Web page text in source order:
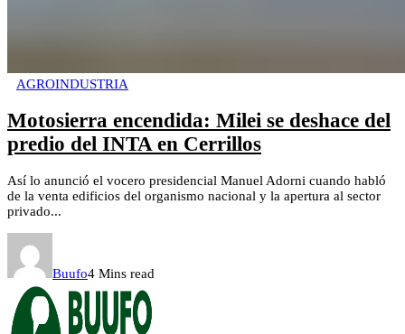
AGROINDUSTRIA
Motosierra encendida: Milei se deshace del
predio del INTA en Cerrillos
Así lo anunció el vocero presidencial Manuel Adorni cuando habló
de la venta edificios del organismo nacional y la apertura al sector
privado...
Buufo4 Mins read